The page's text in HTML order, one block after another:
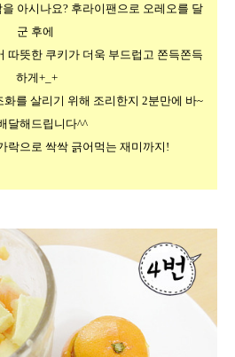
아시나요? 후라이팬으로 오레오를 달
군 후에
따뜻한 쿠키가 더욱 부드럽고 쫀득쫀득
하게+_+
를 살리기 위해 조리한지 2분만에 바~
달해드립니다^^
락으로 싹싹 긁어먹는 재미까지!